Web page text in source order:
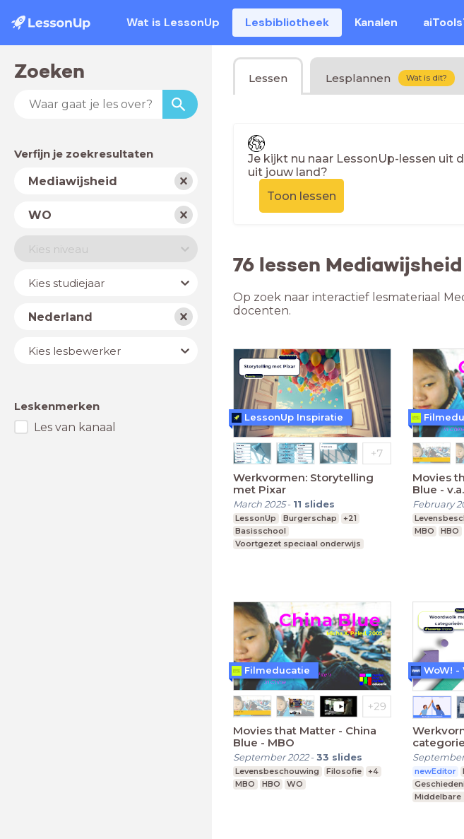
Wat is LessonUp Lesbibliotheek Kanalen
Zoeken
Verfijn je zoekresultaten
VakMediawijsheid
Schooltype
WO
Niveau
Kies niveau
JaarKies studiejaar
LandNederland
Lesbewerker
Kies lesbewerker
Leskenmerken
Les van kanaal
Lessen Lesplannen Wat is dit?
Je kijkt nu naar LessonUp-lessen uit
uit jouw land?
Toon lessen
76 lessen
Op zoek naar interactief lesmateriaal
docenten.
Werkvormen: Storytelling
met Pixar
March 2025- 11 slides
LessonUp Burgerschap
+21
Basisschool
Voortgezet speciaal onderwijs
LessonUp Inspiratie
Movies
Blue -
February
MBO
HBO
Movies that Matter - China
Blue - MBO
September 2022-33 slides
Levensbeschouwing Filosofie
+4
MBO
HBO WO
Filmeducatie
newEditor
Middelbare